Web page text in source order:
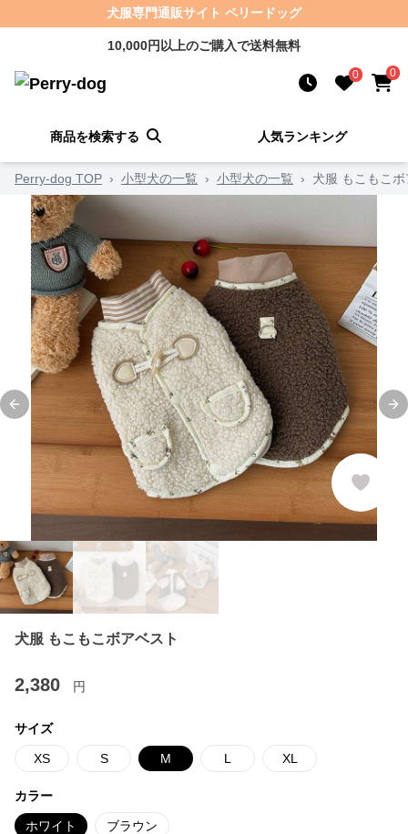
犬服専門通販サイト ペリードッグ
10,000円以上のご購入で送料無料
0 0
商品を検索する 人気ランキング
Perry-dog TOP › 小型犬の一覧 › 小型犬の一覧 › 犬服 もこもこ
Previous slide
犬服 もこもこボアベスト
2,380 円
サイズ
XS S M L XL
カラー
ホワイト ブラウン